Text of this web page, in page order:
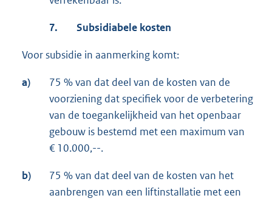
7. Subsidiabele kosten
Voor subsidie in aanmerking komt:
a)
75 % van dat deel van de kosten van de
voorziening dat specifiek voor de verbetering
van de toegankelijkheid van het openbaar
gebouw is bestemd met een maximum van
€ 10.000,--.
b)
75 % van dat deel van de kosten van het
aanbrengen van een liftinstallatie met een